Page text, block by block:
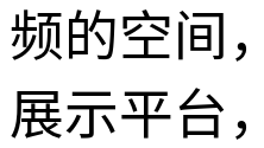
频的空间
展示平台